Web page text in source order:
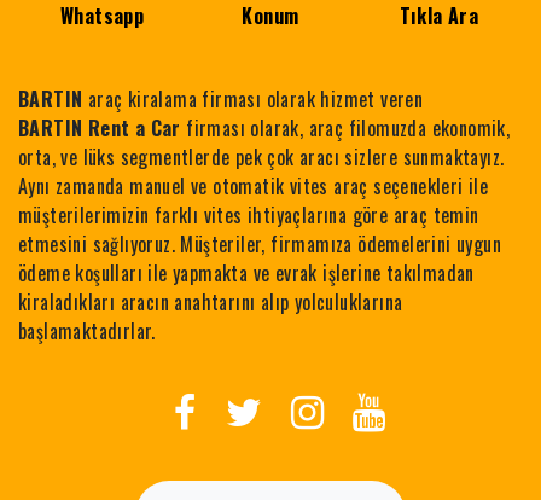
Whatsapp Konum Tıkla Ara
BARTIN araç kiralama firması olarak hizmet veren
BARTIN Rent a Car firması olarak, araç filomuzda ekonomik,
orta, ve lüks segmentlerde pek çok aracı sizlere sunmaktayız.
Aynı zamanda manuel ve otomatik vites araç seçenekleri ile
müşterilerimizin farklı vites ihtiyaçlarına göre araç temin
etmesini sağlıyoruz. Müşteriler, firmamıza ödemelerini uygun
ödeme koşulları ile yapmakta ve evrak işlerine takılmadan
kiraladıkları aracın anahtarını alıp yolculuklarına
başlamaktadırlar.